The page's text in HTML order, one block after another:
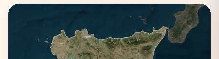
Sardegna
2 città